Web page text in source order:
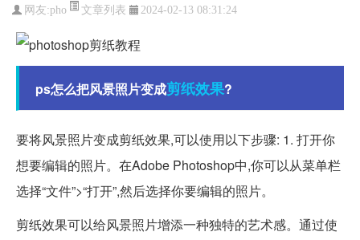
网友:pho 文章列表 2024-02-13 08:31:24
ps怎么把风景照片变成剪纸效果?
要将风景照片变成剪纸效果,可以使用以下步骤: 1. 打开你
想要编辑的照片。在Adobe Photoshop中,你可以从菜单栏
选择“文件”>“打开”,然后选择你要编辑的照片。
剪纸效果可以给风景照片增添一种独特的艺术感。通过使